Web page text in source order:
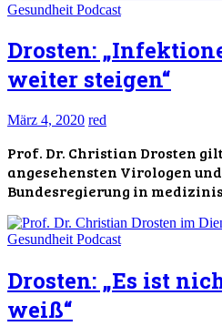
Gesundheit Podcast
Drosten:
weiter steigen“
März 4, 2020 red
Prof. Dr. Christian Drosten
angesehensten Virologen
Bundesregierung in
Gesundheit Podcast
Drosten: „Es ist
weiß“